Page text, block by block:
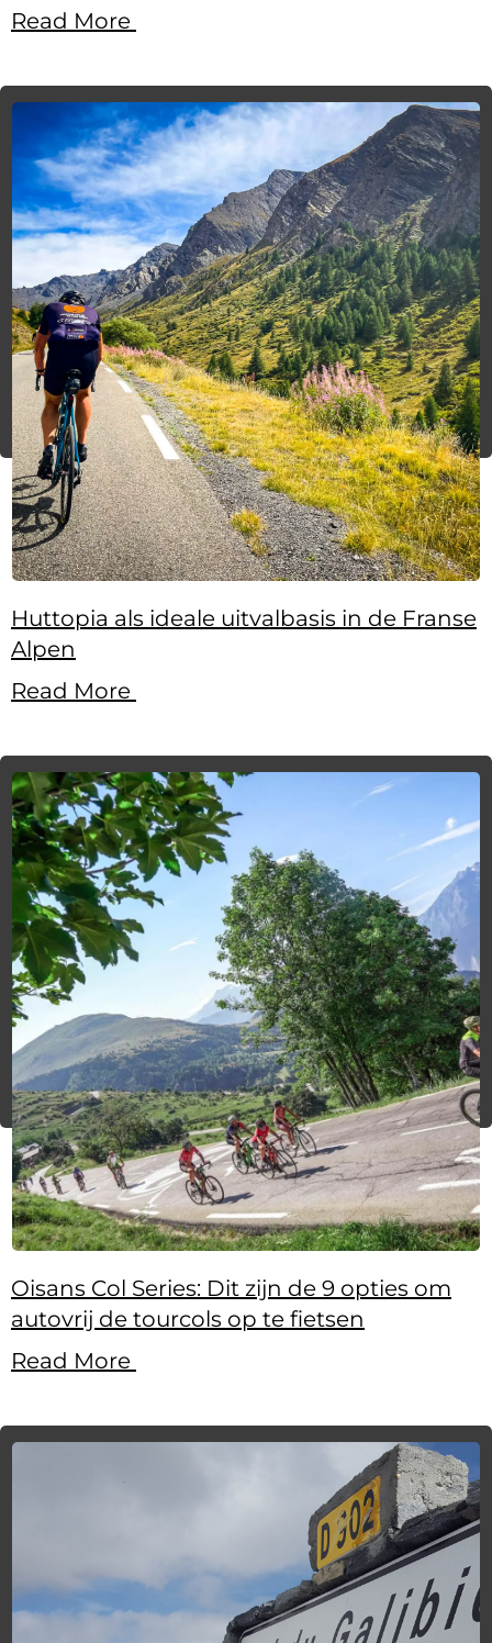
Read More
Huttopia als ideale uitvalbasis in de Franse
Alpen
Read More
Oisans Col Series: Dit zijn de 9 opties om
autovrij de tourcols op te fietsen
Read More